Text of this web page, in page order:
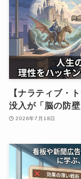
【ナラティブ・
没入が「脳の防
2026年7月18日